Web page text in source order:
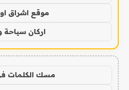
موقع اشراق
اركان سياحة
مسك الكلمات